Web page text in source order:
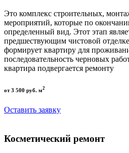
Это комплекс строительных,
мероприятий, которые по
определенный вид. Этот этап
предшествующим чистовой
формирует квартиру для
последовательность черновых
квартира подвергается ремонту
от 3 500 руб. м2
Оставить заявку
Косметический ремонт